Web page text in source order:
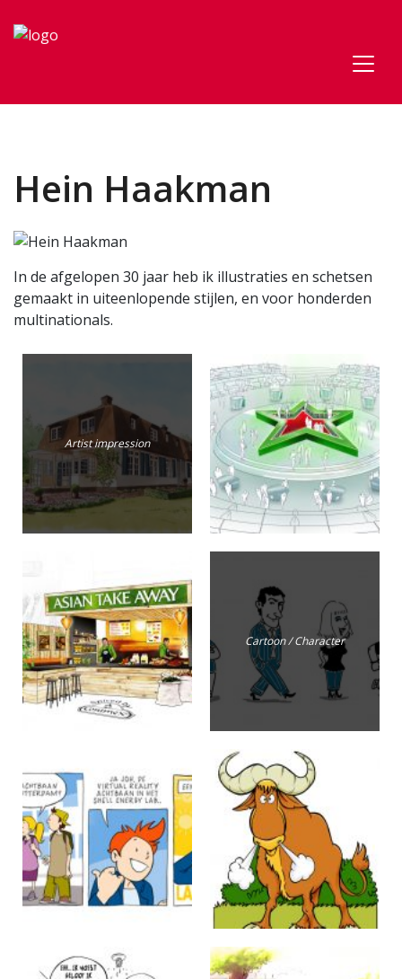
Hein Haakman
In de afgelopen 30 jaar heb ik illustraties en schetsen
gemaakt in uiteenlopende stijlen, en voor honderden
multinationals.
Artist impression
Cartoon / Character